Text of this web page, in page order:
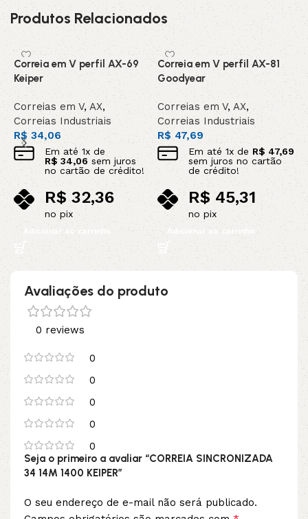
Produtos Relacionados
Correia em V perfil AX-69
Keiper
Correias em V, AX,
Correias Industriais
R$34,06
Em até1x de
R$ 34,06 sem juros
no cartão de crédito!
R$ 32,36
no pix
Adicionar ao carrinho
Correia em V perfil AX-81
Goodyear
Correias em V, AX,
Correias Industriais
R$47,69
Em até 1x deR$47,69
sem juros no cartão
de crédito!
R$ 45,31
no pix
Adicionar ao carrinho
Avaliações do produto
0 reviews
0
0
0
0
0
Seja o primeiro a avaliar “CORREIA SINCRONIZADA
34 14M 1400 KEIPER”
O seu endereço de e-mail não será publicado.